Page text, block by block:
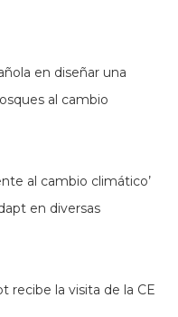
en diseñar una
al cambio
al cambio climático’
en diversas
recibe la visita de la CE